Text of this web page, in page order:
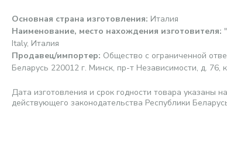
Основная страна изготовления: Италия
Наименование, место нахождения изготовителя:
Italy, Италия
Продавец/импортер: Общество с ограниченной
Беларусь 220012 г. Минск, пр-т Независимости, д. 76,
Дата изготовления и срок годности товара указаны
действующего законодательства Республики